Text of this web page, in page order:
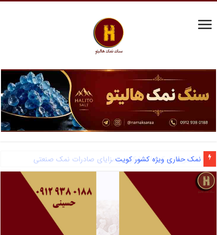
آشنایی با نمک دانه شکری و مزایای صادرات نمک صنعتی